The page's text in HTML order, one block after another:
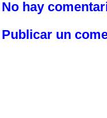
No hay
Publicar un